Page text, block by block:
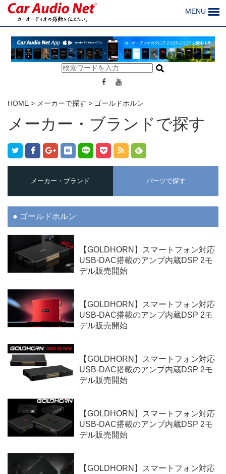
MENU
HOME > メーカーで探す > ゴールドホルン
メーカー・ブランドで探す
メーカー・ブランド パーツで探す
ゴールドホルン
【GOLDHORN】スマートフォン対応
USB-DAC搭載のアンプ内蔵DSP 2モ
デル販売開始
【GOLDHORN】スマートフォン対応
USB-DAC搭載のアンプ内蔵DSP 2モ
デル販売開始
【GOLDHORN】スマートフォン対応
USB-DAC搭載のアンプ内蔵DSP 2モ
デル販売開始
【GOLDHORN】スマートフォン対応
USB-DAC搭載のアンプ内蔵DSP 2モ
デル販売開始
【GOLDHORN】スマートフォン対応